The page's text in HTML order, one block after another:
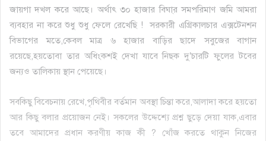
জায়গা দখল করে আছে। অর্থাৎ ৩০ হাজার বিঘা্র সমপরিমাণ জমি আমরা
ব্যবহার না করে শুধু শুধু ফেলে রেখেছি ! সরকারী এগ্রিকালচার এক্সটেনশন
বিভাগের মতে,কেবল মাত্র ৬ হাজার বাড়ির ছাদে সবুজের বাগান
রয়েছে,হয়তোবা তার অধিংকশই দেখা যাবে নিছক দু’চারটি ফুলের টবের
জন্যও তালিকায় স্থান পেয়েছে।
সবকিছু বিবেচনায় রেখে,পৃথিবীর বর্তমান অবস্থা চিন্তা করে,আলাদা করে হয়তো
আর কিছু বলার প্রয়োজন নেই। সকলের উদ্দেশ্যে প্রশ্ন ছুড়ে দেয়া যাক,এবার
তবে আমাদের প্রধান করণীয় কাজ কী ? খোঁজ করতে থাকুন নিজের